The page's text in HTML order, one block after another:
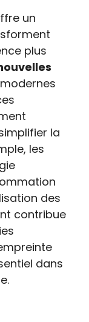
un
plus
la
les
des
contribue
dans